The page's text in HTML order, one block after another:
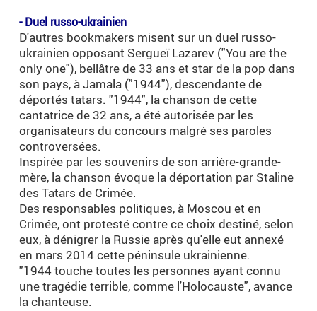
- Duel russo-ukrainien
D'autres bookmakers misent sur un duel russo-
ukrainien opposant Sergueï Lazarev ("You are the
only one"), bellâtre de 33 ans et star de la pop dans
son pays, à Jamala ("1944"), descendante de
déportés tatars. "1944", la chanson de cette
cantatrice de 32 ans, a été autorisée par les
organisateurs du concours malgré ses paroles
controversées.
Inspirée par les souvenirs de son arrière-grande-
mère, la chanson évoque la déportation par Staline
des Tatars de Crimée.
Des responsables politiques, à Moscou et en
Crimée, ont protesté contre ce choix destiné, selon
eux, à dénigrer la Russie après qu'elle eut annexé
en mars 2014 cette péninsule ukrainienne.
"1944 touche toutes les personnes ayant connu
une tragédie terrible, comme l'Holocauste", avance
la chanteuse.